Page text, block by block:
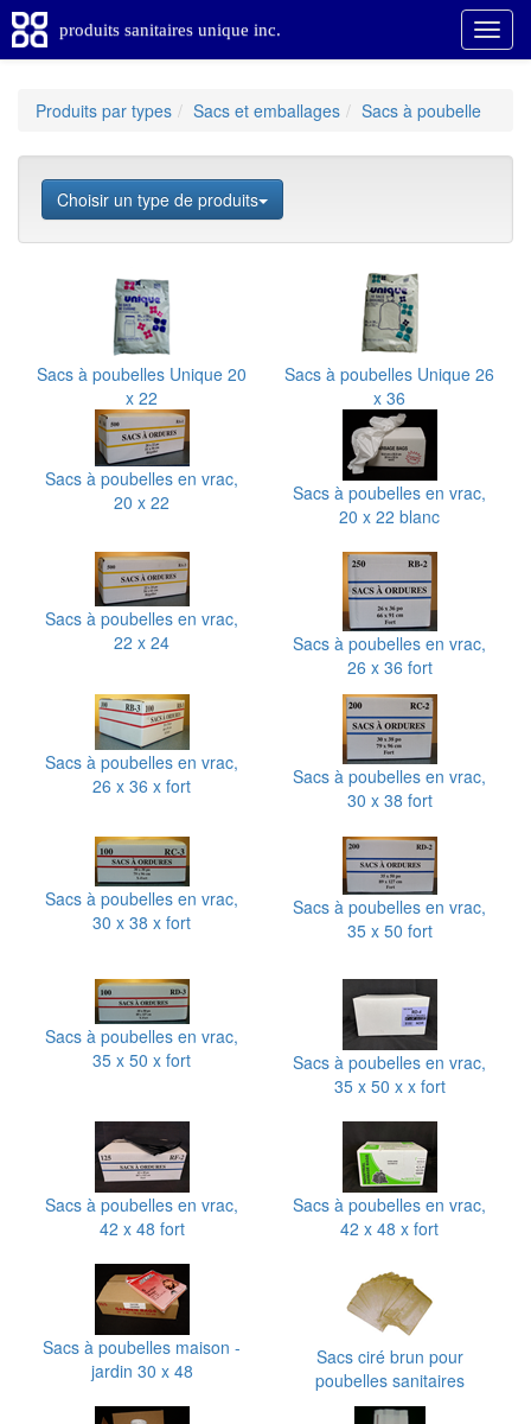
produits sanitaires unique inc.
Produits par types Sacs et emballages Sacs à poubelle
Choisir un type de produits
Sacs à poubelles Unique 20
x 22
Sacs à poubelles Unique 26
x 36
Sacs à poubelles en vrac,
20 x 22
Sacs à poubelles en vrac,
20 x 22 blanc
Sacs à poubelles en vrac,
22 x 24
Sacs à poubelles en vrac,
26 x 36 fort
Sacs à poubelles en vrac,
26 x 36 x fort
Sacs à poubelles en vrac,
30 x 38 fort
Sacs à poubelles en vrac,
30 x 38 x fort
Sacs à poubelles en vrac,
35 x 50 fort
Sacs à poubelles en vrac,
35 x 50 x fort
Sacs à poubelles en vrac,
35 x 50 x x fort
Sacs à poubelles en vrac,
42 x 48 fort
Sacs à poubelles en vrac,
42 x 48 x fort
Sacs à poubelles maison -
jardin 30 x 48
Sacs ciré brun pour
poubelles sanitaires